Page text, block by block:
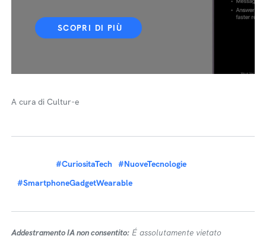
SCOPRI DI PIÙ
A cura di Cultur-e
#CuriositaTech
#NuoveTecnologie
#SmartphoneGadgetWearable
Addestramento IA non consentito: É assolutamente vietato